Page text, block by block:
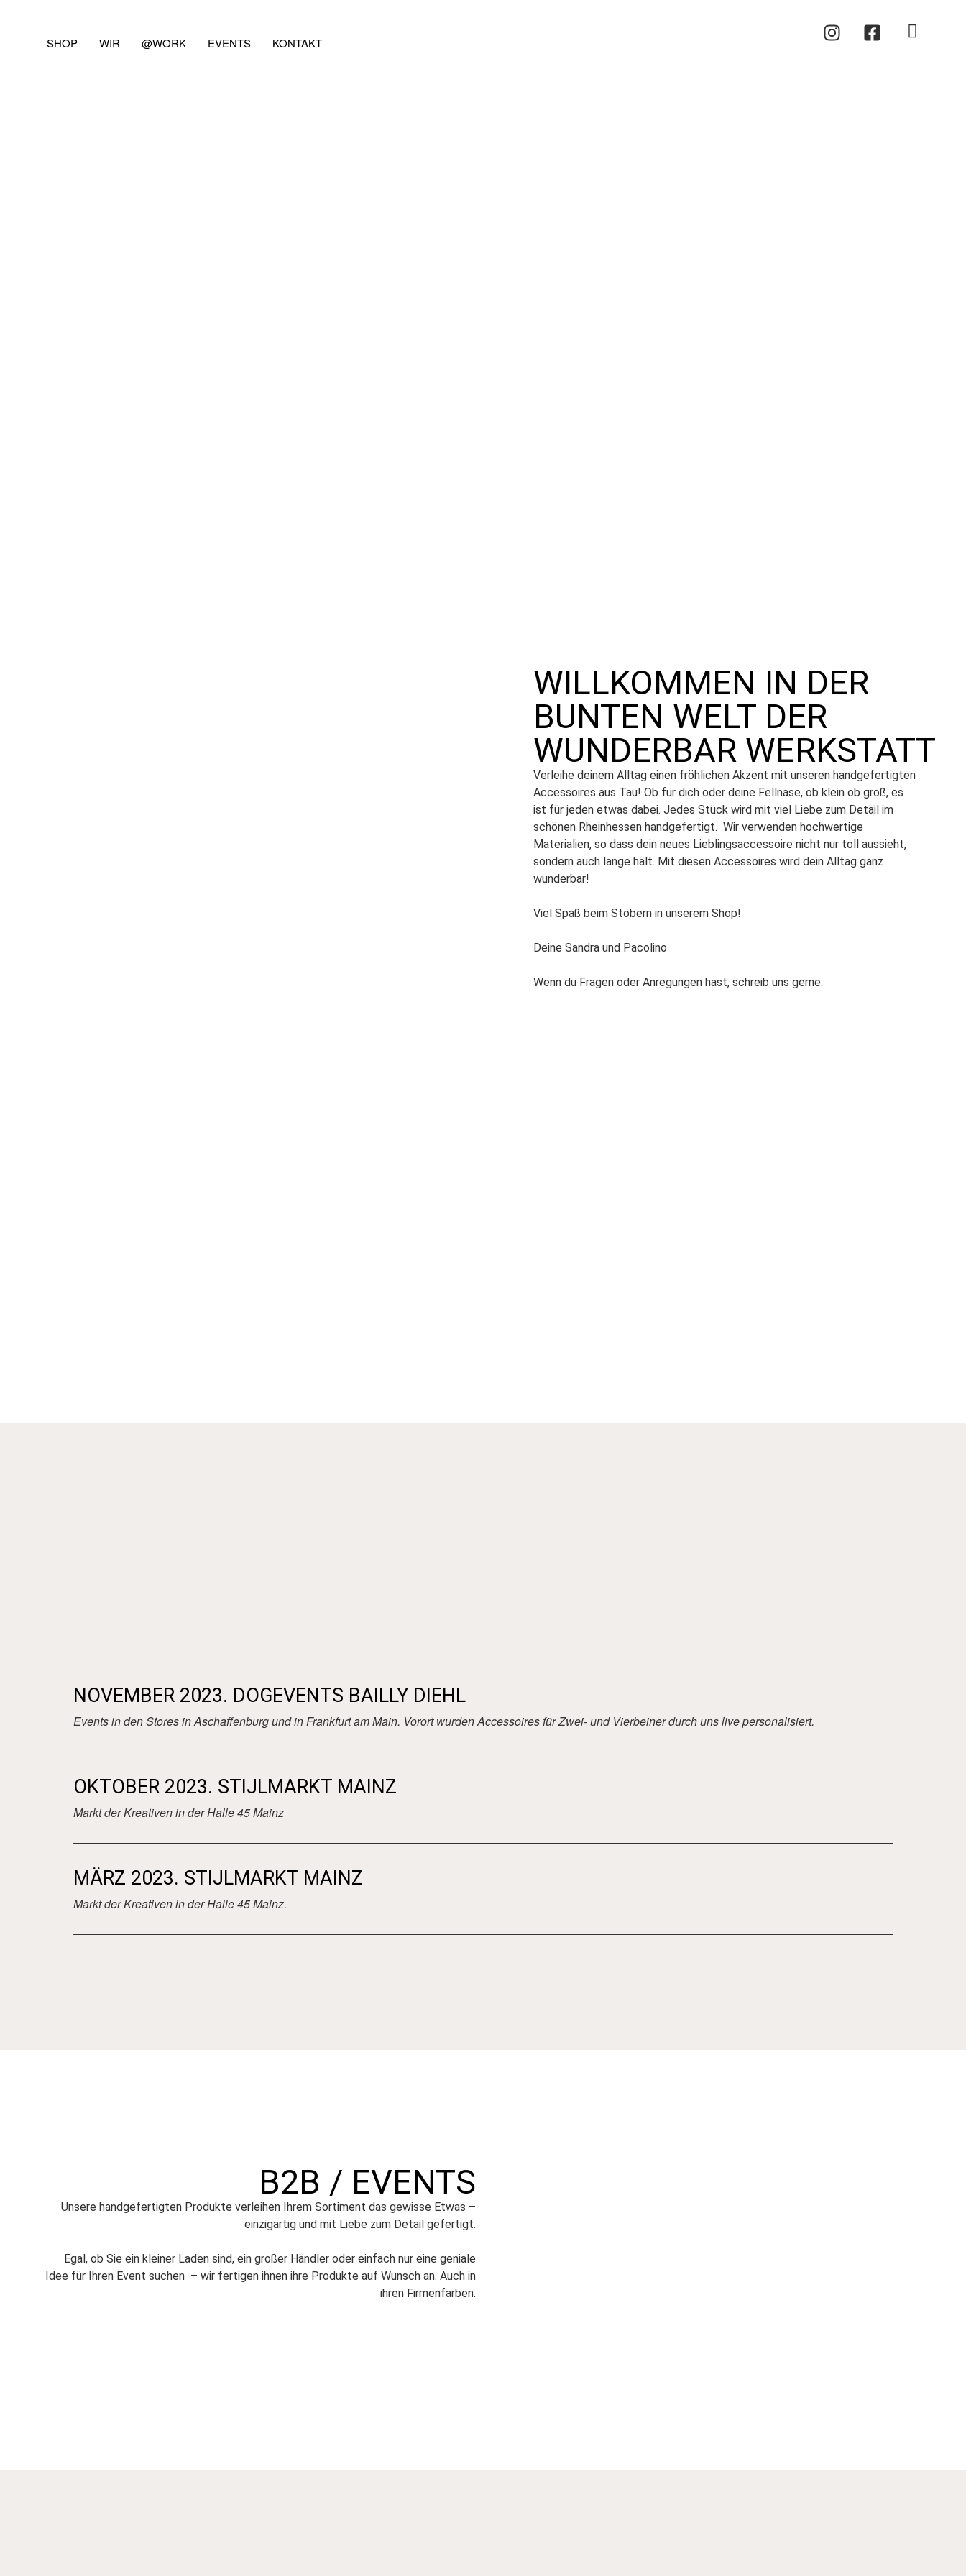
SHOP WIR @WORK EVENTS KONTAKT
WILLKOMMEN IN DER
BUNTEN WELT DER
WUNDERBAR WERKSTATT
Verleihe deinem Alltag einen fröhlichen Akzent mit unseren handgefertigten
Accessoires aus Tau! Ob für dich oder deine Fellnase, ob klein ob groß, es
ist für jeden etwas dabei. Jedes Stück wird mit viel Liebe zum Detail im
schönen Rheinhessen handgefertigt. Wir verwenden hochwertige
Materialien, so dass dein neues Lieblingsaccessoire nicht nur toll aussieht,
sondern auch lange hält. Mit diesen Accessoires wird dein Alltag ganz
wunderbar!
Viel Spaß beim Stöbern in unserem Shop!
Deine Sandra und Pacolino
Wenn du Fragen oder Anregungen hast, schreib uns gerne.
NOVEMBER 2023. DOGEVENTS BAILLY DIEHL
Events in den Stores in Aschaffenburg und in Frankfurt am Main. Vorort wurden Accessoires für Zwei- und Vierbeiner durch uns live personalisiert.
OKTOBER 2023. STIJLMARKT MAINZ
Markt der Kreativen in der Halle 45 Mainz
MÄRZ 2023. STIJLMARKT MAINZ
Markt der Kreativen in der Halle 45 Mainz.
B2B / EVENTS
Unsere handgefertigten Produkte verleihen Ihrem Sortiment das gewisse Etwas –
einzigartig und mit Liebe zum Detail gefertigt.
Egal, ob Sie ein kleiner Laden sind, ein großer Händler oder einfach nur eine geniale
Idee für Ihren Event suchen – wir fertigen ihnen ihre Produkte auf Wunsch an. Auch in
ihren Firmenfarben.